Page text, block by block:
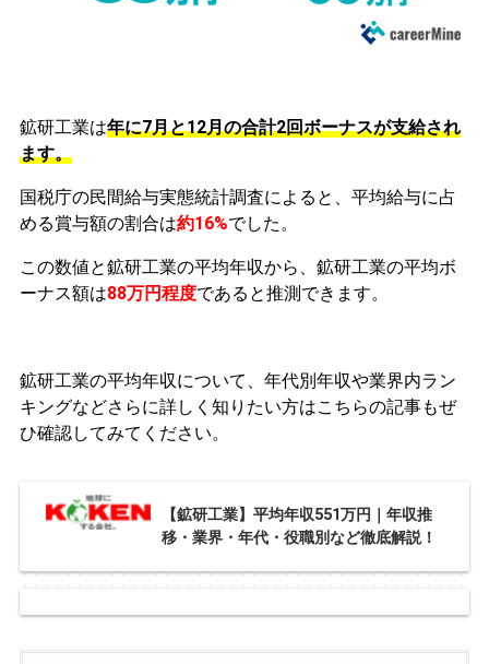
鉱研工業は年に7月と12月の合計2回ボーナスが支給され
ます。
国税庁の民間給与実態統計調査によると、平均給与に占
める賞与額の割合は約16%でした。
この数値と鉱研工業の平均年収から、鉱研工業の平均ボ
ーナス額は88万円程度であると推測できます。
鉱研工業の平均年収について、年代別年収や業界内ラン
キングなどさらに詳しく知りたい方はこちらの記事もぜ
ひ確認してみてください。
【鉱研工業】平均年収551万円｜年収推
移・業界・年代・役職別など徹底解説！